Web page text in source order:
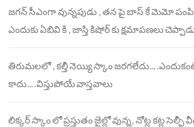
జగన్ సీఎంగా వున్నపుడు , తన పై బాస్ కే మెమో
ఎందుకు ఏబివి కి , జాస్తి కిషోర్ కు క్షమాపణలు
తిరుమలలో , కల్తీ నెయ్యి స్కాం
కాదు….విస్తుపోయే వాస్తవాలు
లిక్కర్ స్కాం లో ప్రస్తుతం జైల్లో వున్న, నోట్ల కట్ల